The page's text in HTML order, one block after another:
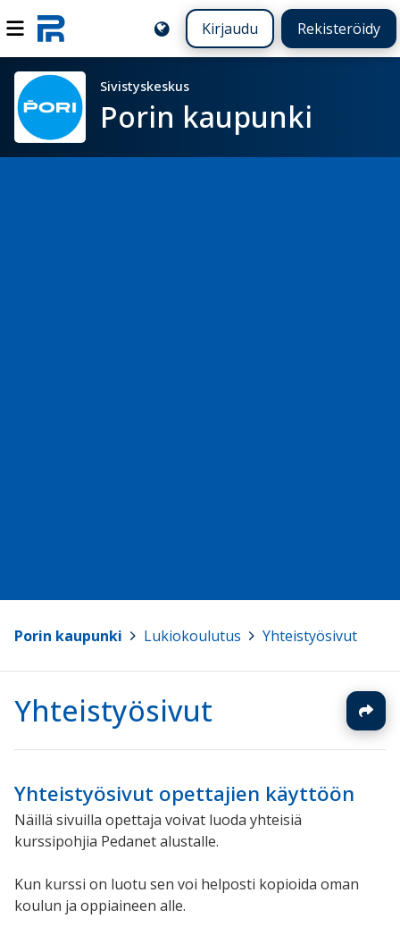
Kirjaudu Rekisteröidy
Sivistyskeskus
Porin kaupunki
Porin kaupunki Lukiokoulutus Yhteistyösivut
Yhteistyösivut
Yhteistyösivut opettajien käyttöön
Näillä sivuilla opettaja voivat luoda yhteisiä
kurssipohjia Pedanet alustalle.
Kun kurssi on luotu sen voi helposti kopioida oman
koulun ja oppiaineen alle.